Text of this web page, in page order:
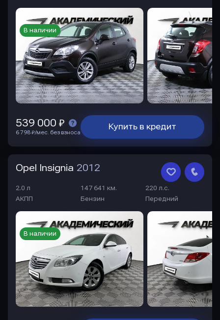
В наличии
Купить в кредит
539 000 ₽
6 798 ₽/мес. без взноса
Opel Insignia 2012
2.0 л 147 641 км.
220 л.с.
АКПП
Бензин Передний
В наличии